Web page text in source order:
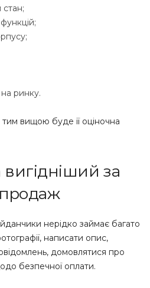
стан;
на ринку.
вищою буде її оціночна
за
нерідко займає багато
написати опис,
домовлятися про
безпечної оплати.